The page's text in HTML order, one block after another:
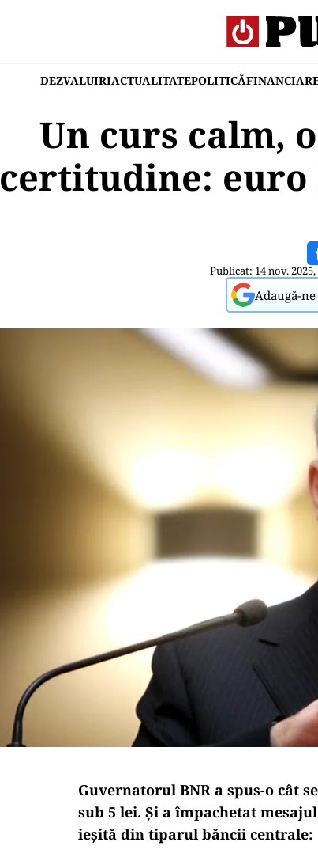
DEZVALUIRIACTUALITATEPOLITICĂFINANCIAR
Un curs calm,
certitudine: euro
Publicat: 14 nov. 2025,
Adaugă-
Guvernatorul BNR a spus-o cât
sub 5 lei. Și a împachetat
ieșită din tiparul băncii centrale: